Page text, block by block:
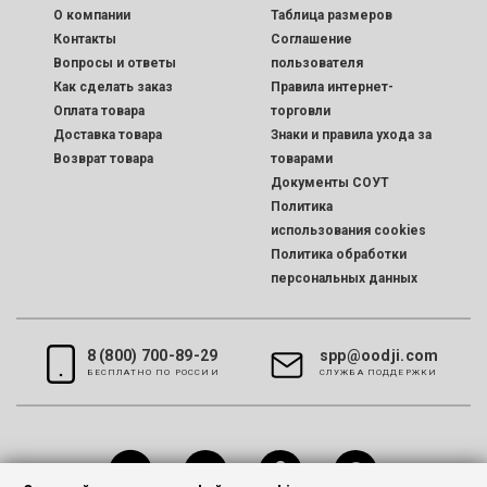
O компании
Контакты
Вопросы и ответы
Как сделать заказ
Оплата товара
Доставка товара
Возврат товара
Таблица размеров
Соглашение
пользователя
Правила интернет-
торговли
Знаки и правила ухода за
товарами
Документы СОУТ
Политика
использования cookies
Политика обработки
персональных данных
8 (800) 700-89-29
БЕСПЛАТНО ПО РОССИИ
spp@oodji.com
CЛУЖБА ПОДДЕРЖКИ